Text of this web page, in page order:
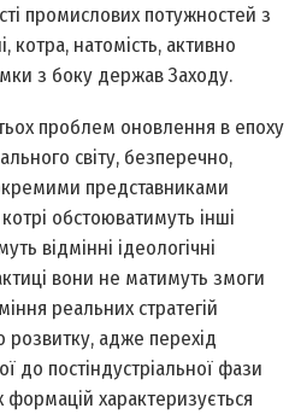
промислових потужностей з
котра, натомість, активно
з боку держав Заходу.
проблем оновлення в епоху
світу, без­перечно,
представниками
обстоюватимуть інші
відмінні ідеологічні
вони не матимуть змоги
реальних стратегій
розвитку, адже перехід
до постіндустріальної фази
характеризується